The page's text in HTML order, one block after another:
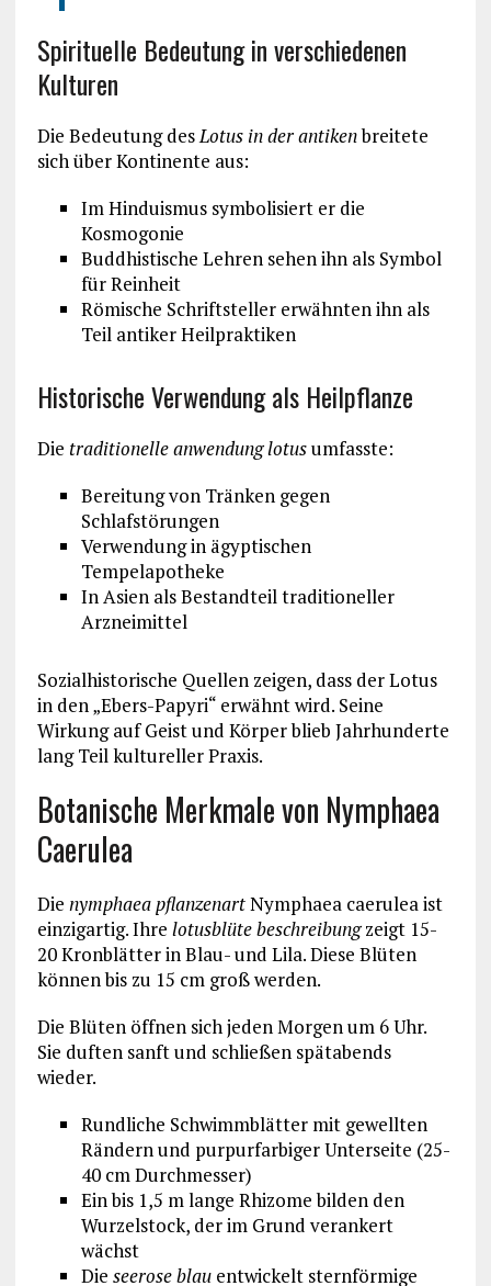
Spirituelle Bedeutung in verschiedenen
Kulturen
Die Bedeutung desLotus in der antikenbreitete
sich über Kontinente aus:
Im Hinduismus symbolisiert er die
Kosmogonie
Buddhistische Lehren sehen ihn als Symbol
für Reinheit
Römische Schriftsteller erwähnten ihn als
Teil antiker Heilpraktiken
Historische Verwendung als Heilpflanze
Die traditionelle anwendung lotusumfasste:
Bereitung von Tränken gegen
Schlafstörungen
Verwendung in ägyptischen
Tempelapotheke
In Asien als Bestandteil traditioneller
Arzneimittel
Sozialhistorische Quellen zeigen, dass der Lotus
in den „Ebers-Papyri“ erwähnt wird. Seine
Wirkung auf Geist und Körper blieb Jahrhunderte
lang Teil kultureller Praxis.
Botanische Merkmale von Nymphaea
Caerulea
Die nymphaea pflanzenartNymphaea caerulea ist
einzigartig. Ihre lotusblüte beschreibungzeigt 15-
20 Kronblätter in Blau- und Lila. Diese Blüten
können bis zu 15 cm groß werden.
Die Blüten öffnen sich jeden Morgen um 6 Uhr.
Sie duften sanft und schließen spätabends
wieder.
Rundliche Schwimmblätter mit gewellten
Rändern und purpurfarbiger Unterseite (25-
40 cm Durchmesser)
Ein bis 1,5 m lange Rhizome bilden den
Wurzelstock, der im Grund verankert
wächst
Die seerose blauentwickelt sternförmige